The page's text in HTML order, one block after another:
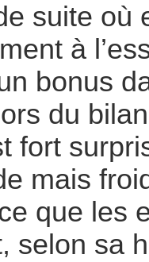
suite où
à
bonus
du
fort
mais
que les
selon sa